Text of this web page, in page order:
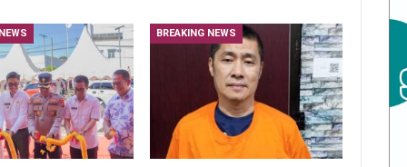
BREAKING NEWS